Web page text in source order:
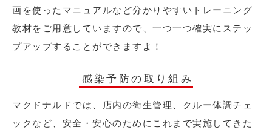
画を使ったマニュアルなど分かりやすいトレーニング
教材をご用意していますので、一つ一つ確実にステッ
プアップすることができますよ！
感染予防の取り組み
マクドナルドでは、店内の衛生管理、クルー体調チェ
ックなど、安全・安心のためにこれまで実施してきた